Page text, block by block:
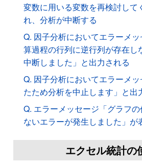
変数に用いる変数を再検討して
れ、分析が中断する
Q. 因子分析においてエラーメ
算過程の行列に逆行列が存在し
中断しました」と出力される
Q. 因子分析においてエラーメ
たため分析を中止します」と出
Q. エラーメッセージ「グラフ
ないエラーが発生しました」が
エクセル統計の